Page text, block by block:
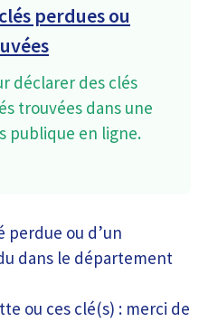
perdues ou
déclarer des clés
trouvées dans une
publique en ligne.
perdue ou d’un
dans le département
ou ces clé(s) : merci de